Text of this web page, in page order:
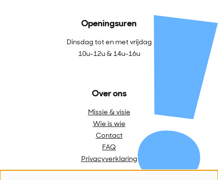
Openingsuren
Dinsdag tot en met vrijdag
10u-12u & 14u-16u
Over ons
Missie & visie
Wie is wie
Contact
FAQ
Privacyverklaring